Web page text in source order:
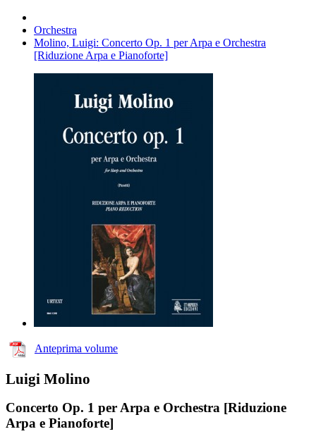
Orchestra
Molino, Luigi: Concerto Op. 1 per Arpa e Orchestra
[Riduzione Arpa e Pianoforte]
Anteprima volume
Luigi Molino
Concerto Op. 1 per Arpa e Orchestra [Riduzione
Arpa e Pianoforte]